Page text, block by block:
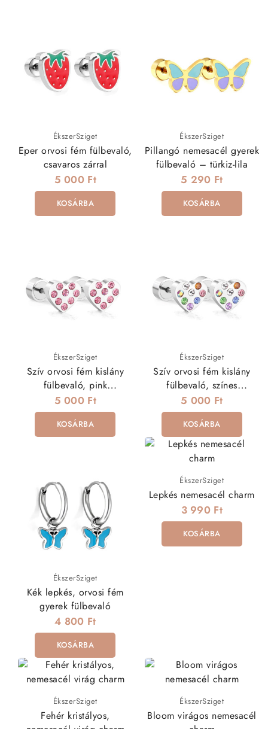
ÉkszerSziget
Eper orvosi fém fülbevaló,
csavaros zárral
5 000 Ft
KOSÁRBA
ÉkszerSziget
Pillangó nemesacél gyerek
fülbevaló – türkiz-lila
5 290 Ft
KOSÁRBA
ÉkszerSziget
Szív orvosi fém kislány
fülbevaló, pink
kristályokkal
5 000 Ft
KOSÁRBA
ÉkszerSziget
Szív orvosi fém kislány
fülbevaló, színes
kristályokkal
5 000 Ft
KOSÁRBA
ÉkszerSziget
Kék lepkés, orvosi fém
gyerek fülbevaló
4 800 Ft
KOSÁRBA
ÉkszerSziget
Lepkés nemesacél charm
3 990 Ft
KOSÁRBA
ÉkszerSziget
Fehér kristályos,
ÉkszerSziget
Bloom virágos nemesacél